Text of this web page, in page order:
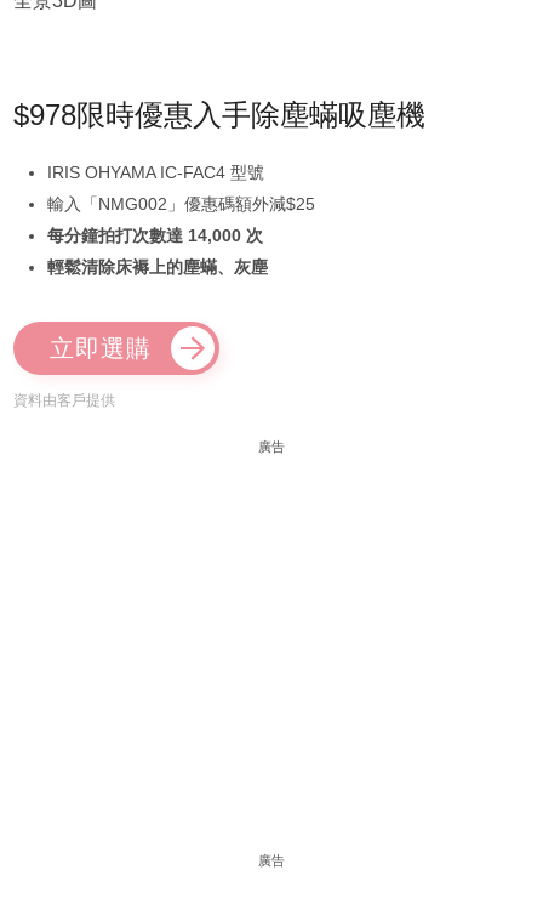
$978限時優惠入手除塵蟎吸塵機
IRIS OHYAMA IC-FAC4 型號
輸入「NMG002」優惠碼額外減$25
每分鐘拍打次數達 14,000 次
輕鬆清除床褥上的塵蟎、灰塵
立即選購
資料由客戶提供
廣告
廣告